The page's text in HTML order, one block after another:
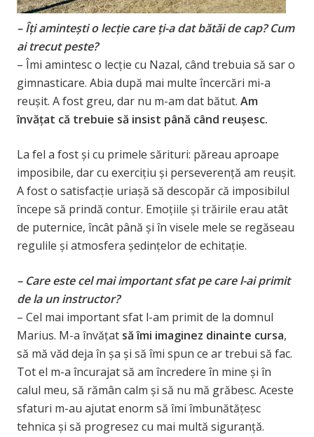
– Îți amintești o lecție care ți-a dat bătăi de cap? Cum
ai trecut peste?
– Îmi amintesc o lecție cu Nazal, când trebuia să sar o
gimnasticare. Abia după mai multe încercări mi-a
reușit. A fost greu, dar nu m-am dat bătut. Am
învățat că trebuie să insist până când reușesc.
La fel a fost și cu primele sărituri: păreau aproape
imposibile, dar cu exercițiu și perseverență am reușit.
A fost o satisfacție uriașă să descopăr că imposibilul
începe să prindă contur. Emoțiile și trăirile erau atât
de puternice, încât până și în visele mele se regăseau
regulile și atmosfera ședințelor de echitație.
– Care este cel mai important sfat pe care l-ai primit
de la un instructor?
– Cel mai important sfat l-am primit de la domnul
Marius. M-a învățat să îmi imaginez dinainte cursa,
să mă văd deja în șa și să îmi spun ce ar trebui să fac.
Tot el m-a încurajat să am încredere în mine și în
calul meu, să rămân calm și să nu mă grăbesc. Aceste
sfaturi m-au ajutat enorm să îmi îmbunătățesc
tehnica și să progresez cu mai multă siguranță.